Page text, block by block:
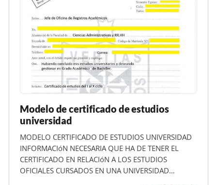
Modelo de certificado de estudios
universidad
MODELO CERTIFICADO DE ESTUDIOS UNIVERSIDAD
INFORMACIóN NECESARIA QUE HA DE TENER EL
CERTIFICADO EN RELACIóN A LOS ESTUDIOS
OFICIALES CURSADOS EN UNA UNIVERSIDAD